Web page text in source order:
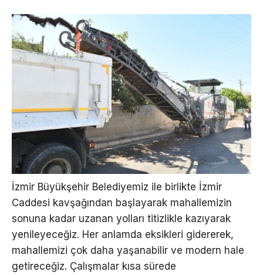
İzmir Büyükşehir Belediyemiz ile birlikte İzmir
Caddesi kavşağından başlayarak mahallemizin
sonuna kadar uzanan yolları titizlikle kazıyarak
yenileyeceğiz. Her anlamda eksikleri gidererek,
mahallemizi çok daha yaşanabilir ve modern hale
getireceğiz. Çalışmalar kısa sürede